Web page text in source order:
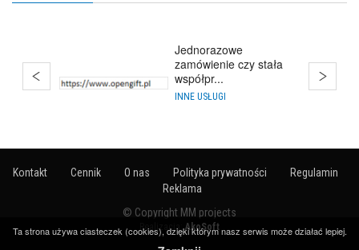
Jednorazowe
zamówienie czy stała
współpr...
INNE USŁUGI
Kontakt Cennik O nas Polityka prywatności
Regulamin
Reklama
© Copyright MM projects
Realizacja:AkoSoft
Ta strona używa ciasteczek (cookies), dzięki którym nasz serwis może działać lepiej.